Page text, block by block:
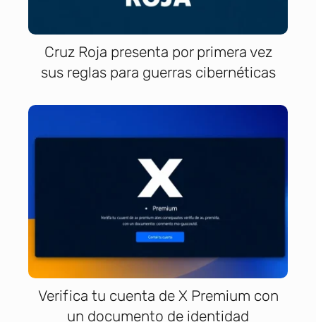
Cruz Roja presenta por primera vez
sus reglas para guerras cibernéticas
Verifica tu cuenta de X Premium con
un documento de identidad